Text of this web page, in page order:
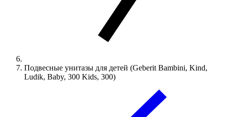
Подвесные унитазы для детей (Geberit Bambini, Kind,
Ludik, Baby, 300 Kids, 300)